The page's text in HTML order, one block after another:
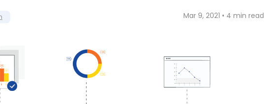
Mar 9, 2021 • 4 min read